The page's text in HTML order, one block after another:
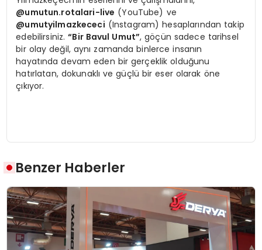
@umutun.rotalari-live (YouTube) ve
@umutyilmazkececi (Instagram) hesaplarından takip
edebilirsiniz.“Bir Bavul Umut”, göçün sadece tarihsel
bir olay değil, aynı zamanda binlerce insanın
hayatında devam eden bir gerçeklik olduğunu
hatırlatan, dokunaklı ve güçlü bir eser olarak öne
çıkıyor.
Benzer Haberler